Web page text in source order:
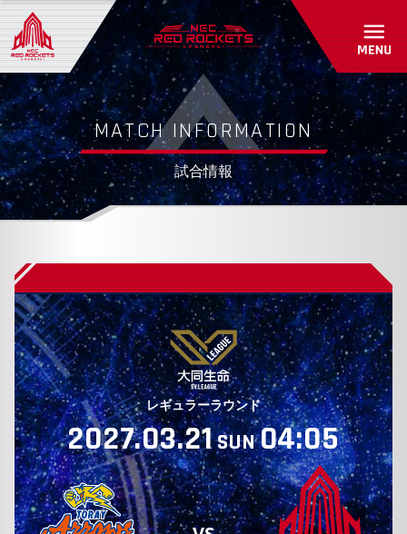
初めて観戦ガイド
アカデミー・スクール紹介/入会受付
パートナーシップ
パートナー一覧
パートナーシップのご案内
共創自動販売機
グッズショップ
RED ROCKETS GEAR STORE
お問い合わせ
よくあるご質問
お問い合わせ
MATCH INFORMATION
試合情報
レギュラーラウンド
2027.03.21SUN04:05